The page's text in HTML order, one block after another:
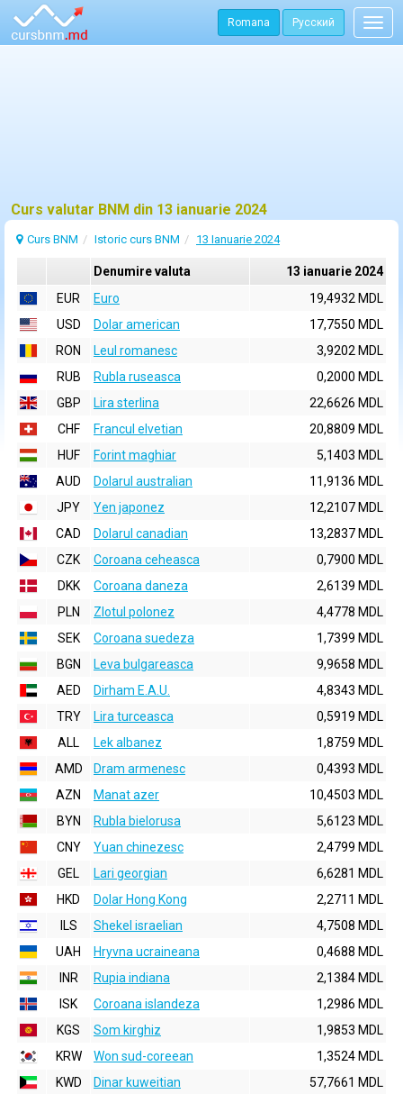
Romana Русский
Curs valutar BNM din 13 ianuarie 2024
Curs BNM Istoric curs BNM 13 Ianuarie 2024
Denumire valuta
13 ianuarie 2024
EUR
Euro
19,4932 MDL
USD
Dolar american
17,7550 MDL
RON
Leul romanesc
3,9202 MDL
RUB
Rubla ruseasca
0,2000 MDL
GBP
Lira sterlina
22,6626 MDL
CHF
Francul elvetian
20,8809 MDL
HUF
Forint maghiar
5,1403 MDL
AUD
Dolarul australian
11,9136 MDL
JPY
Yen japonez
12,2107 MDL
CAD
Dolarul canadian
13,2837 MDL
CZK
Coroana ceheasca
0,7900 MDL
DKK
Coroana daneza
2,6139 MDL
PLN
Zlotul polonez
4,4778 MDL
SEK
Coroana suedeza
1,7399 MDL
BGN
Leva bulgareasca
9,9658 MDL
AED
Dirham E.A.U.
4,8343 MDL
TRY
Lira turceasca
0,5919 MDL
ALL
Lek albanez
1,8759 MDL
AMD
Dram armenesc
0,4393 MDL
AZN
Manat azer
10,4503 MDL
BYN
Rubla bielorusa
5,6123 MDL
CNY
Yuan chinezesc
2,4799 MDL
GEL
Lari georgian
6,6281 MDL
HKD
Dolar Hong Kong
2,2711 MDL
ILS
Shekel israelian
4,7508 MDL
UAH
Hryvna ucraineana
0,4688 MDL
INR
Rupia indiana
2,1384 MDL
ISK
Coroana islandeza
1,2986 MDL
KGS
Som kirghiz
1,9853 MDL
KRW
Won sud-coreean
1,3524 MDL
KWD
Dinar kuweitian
57,7661 MDL